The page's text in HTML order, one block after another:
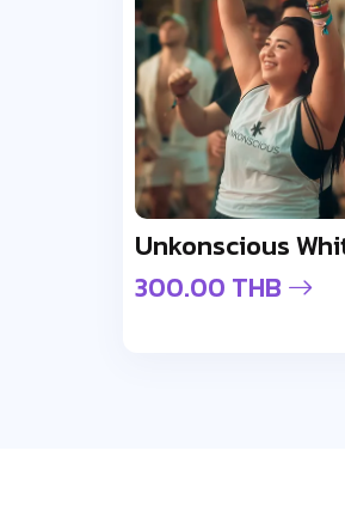
300.00 THB